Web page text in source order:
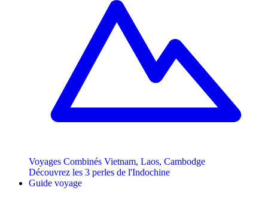
Voyages Combinés Vietnam, Laos, Cambodge
Découvrez les 3 perles de l'Indochine
Guide voyage